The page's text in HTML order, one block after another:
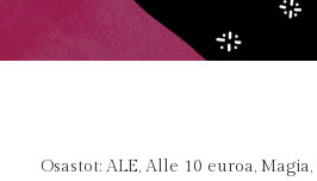
Osastot: ALE, Alle 10 euroa, Magia,